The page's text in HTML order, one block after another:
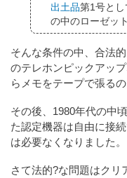
出土品第1号とし
の中のローゼッ
そんな条件の中、合法
のテレホンピックアッ
らメモをテープで張るの
その後、1980年代の中
た認定機器は自由に接
は必要なくなりました。
さて法的?な問題はクリ